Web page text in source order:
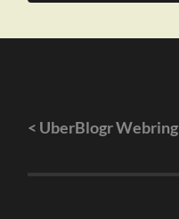
< UberBlogr Webring